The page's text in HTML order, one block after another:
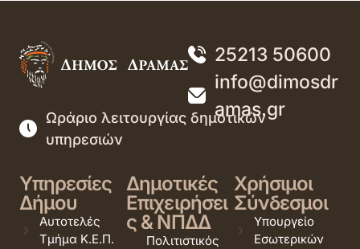
25213 50600
info@dimosdr
amas.gr
Ωράριο λειτουργίας δημοτικών
υπηρεσιών
Υπηρεσίες
Δήμου
Αυτοτελές
Τμήμα Κ.Ε.Π.
Δημοτικές
Επιχειρήσει
ς & ΝΠΔΔ
Πολιτιστικός
Χρήσιμοι
Σύνδεσμοι
Υπουργείο
Εσωτερικών